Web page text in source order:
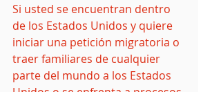
Si usted se encuentran dentro
de los Estados Unidos y quiere
iniciar una petición migratoria o
traer familiares de cualquier
parte del mundo a los Estados